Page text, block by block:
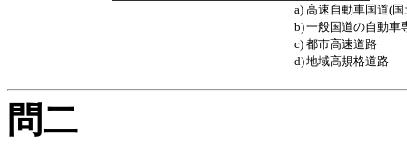
a) 高速自動車国道(
b)一般国道の自動車
c) 都市高速道路
d)地域高規格道路
問二